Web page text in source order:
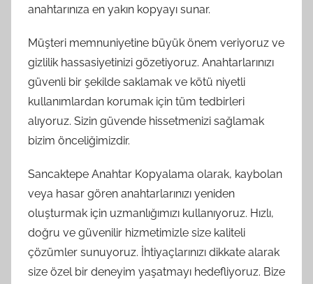
anahtarınıza en yakın kopyayı sunar.
Müşteri memnuniyetine büyük önem veriyoruz ve
gizlilik hassasiyetinizi gözetiyoruz. Anahtarlarınızı
güvenli bir şekilde saklamak ve kötü niyetli
kullanımlardan korumak için tüm tedbirleri
alıyoruz. Sizin güvende hissetmenizi sağlamak
bizim önceliğimizdir.
Sancaktepe Anahtar Kopyalama olarak, kaybolan
veya hasar gören anahtarlarınızı yeniden
oluşturmak için uzmanlığımızı kullanıyoruz. Hızlı,
doğru ve güvenilir hizmetimizle size kaliteli
çözümler sunuyoruz. İhtiyaçlarınızı dikkate alarak
size özel bir deneyim yaşatmayı hedefliyoruz. Bize